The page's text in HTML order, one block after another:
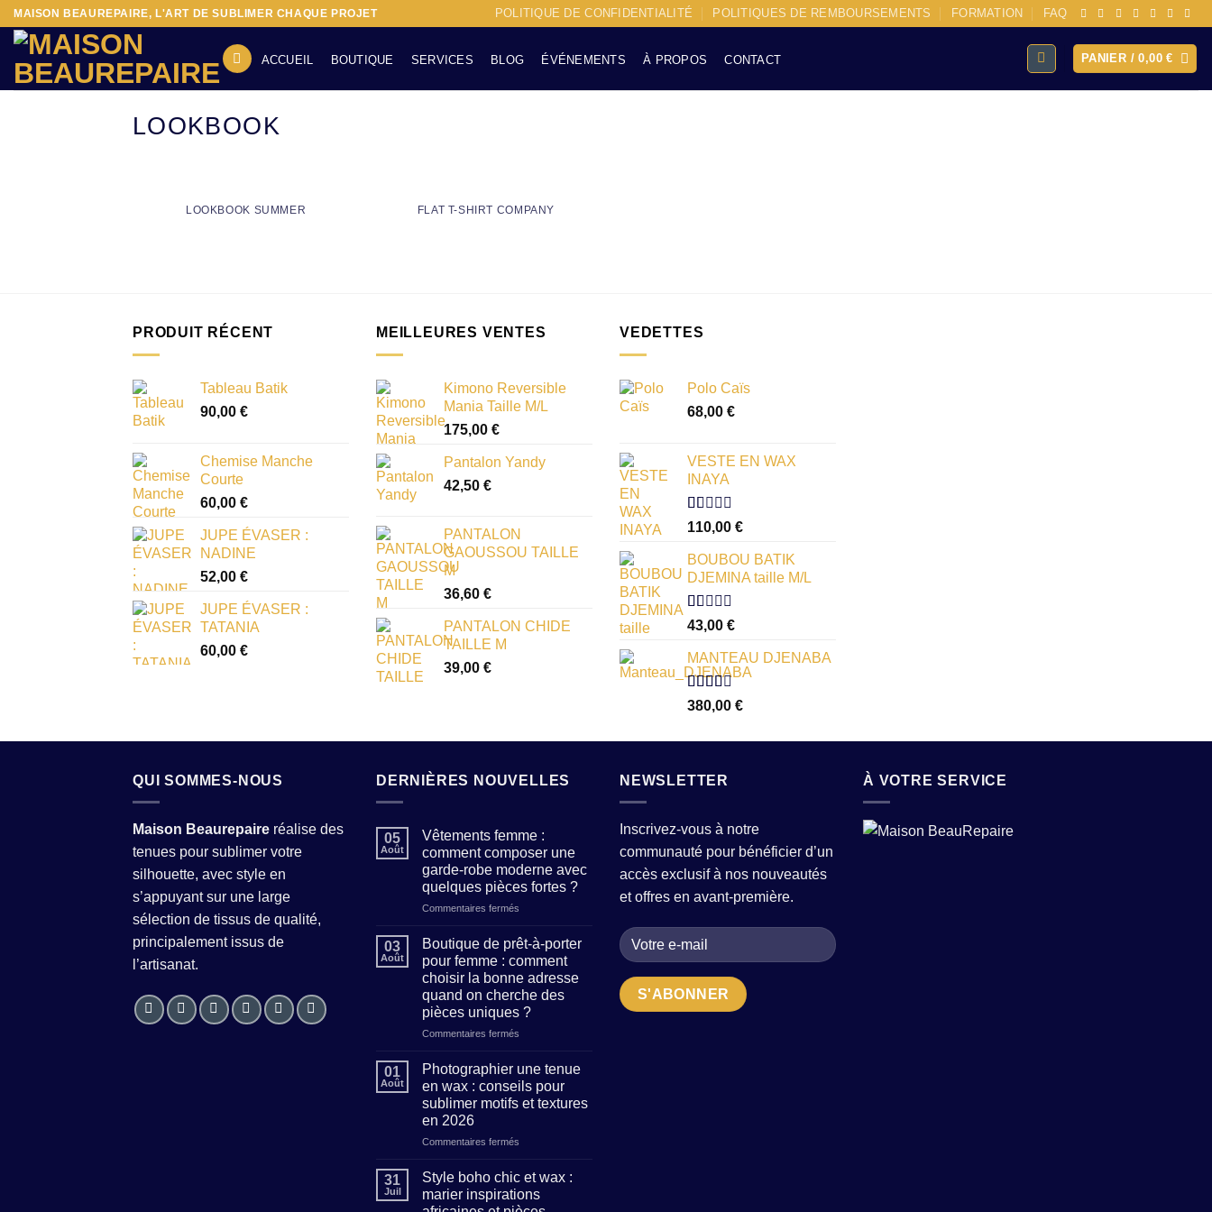
Passer
au
contenu
MAISON BEAUREPAIRE, L'ART DE SUBLIMER CHAQUE PROJET POLITIQUE DE CONFIDENTIALITÉ POLITIQUES DE REMBOURSEMENTS FORMATION FAQ
ACCUEIL BOUTIQUE SERVICES BLOG ÉVÉNEMENTS À PROPOS CONTACT PANIER /0,00€
LOOKBOOK
LOOKBOOK SUMMER FLAT T-SHIRT COMPANY
PRODUIT RÉCENT
Tableau Batik
90,00 €
Chemise Manche
Courte
60,00 €
JUPE ÉVASER :
NADINE
52,00 €
JUPE ÉVASER :
TATANIA
60,00 €
MEILLEURES VENTES
Kimono Reversible
Mania Taille M/L
175,00 €
Pantalon Yandy
42,50 €
PANTALON
GAOUSSOU TAILLE
M
36,60 €
PANTALON CHIDE
TAILLE M
39,00 €
VEDETTES
Polo Caïs
68,00 €
VESTE EN WAX
INAYA
Note
sur
5
110,00 €
BOUBOU BATIK
DJEMINA taille M/L
Note
1.00
sur
5
43,00 €
MANTEAU DJENABA
Note
380,00 €
QUI SOMMES-NOUS
Maison Beaurepaire réalise des
tenues pour sublimer votre
silhouette, avec style en
s’appuyant sur une large
sélection de tissus de qualité,
principalement issus de
l’artisanat.
DERNIÈRES NOUVELLES
05
Août
Vêtements femme :
comment composer une
garde-robe moderne avec
quelques pièces fortes ?
Commentaires fermés
femme
comment
composer
une
garde-
quelques
pièces
fortes
03
Août
Boutique de prêt-à-porter
pour femme : comment
choisir la bonne adresse
quand on cherche des
pièces uniques ?
Commentaires fermés
prêt-
à-
porter
comment
la
01
Août
Photographier une tenue
en wax : conseils pour
sublimer motifs et textures
en 2026
Commentaires fermés
une
en
31
Juil
Style boho chic et wax :
marier inspirations
NEWSLETTER
Inscrivez-vous à notre
communauté pour bénéficier d’un
accès exclusif à nos nouveautés
et offres en avant-première.
À VOTRE SERVICE